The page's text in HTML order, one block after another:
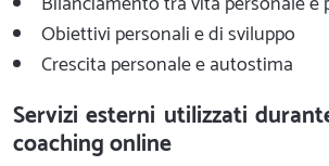
Obiettivi personali e di sviluppo
Crescita personale e autostima
Servizi esterni utilizzati
coaching online